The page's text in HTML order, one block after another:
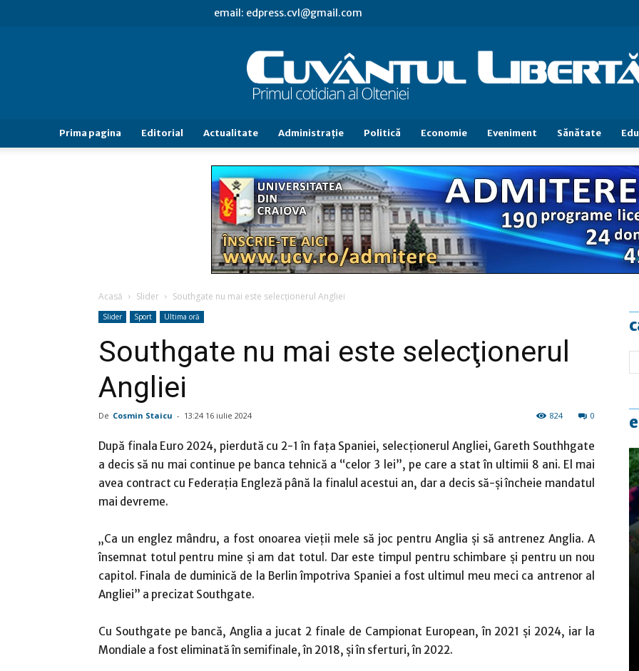
email: edpress.cvl@gmail.com
Cuvântul
Libertăţii
Prima pagina Editorial Actualitate Administraţie Politică Economie Eveniment Sănătate
Acasă Slider Southgate nu mai este selecţionerul Angliei
Slider Sport Ultima oră
Southgate nu mai este selecţionerul
Angliei
De Cosmin Staicu - 13:24 16 iulie 2024 0
824
După finala Euro 2024, pierdută cu 2-1 în faţa Spaniei, selecţionerul Angliei, Gareth Southhgate
a decis să nu mai continue pe banca tehnică a “celor 3 lei”, pe care a stat în ultimii 8 ani. El mai
avea contract cu Federaţia Engleză până la finalul acestui an, dar a decis să-şi încheie mandatul
mai devreme.
„Ca un englez mândru, a fost onoarea vieții mele să joc pentru Anglia și să antrenez Anglia. A
însemnat totul pentru mine și am dat totul. Dar este timpul pentru schimbare și pentru un nou
capitol. Finala de duminică de la Berlin împotriva Spaniei a fost ultimul meu meci ca antrenor al
Angliei” a precizat Southgate.
Cu Southgate pe bancă, Anglia a jucat 2 finale de Campionat European, în 2021 şi 2024, iar la
Mondiale a fost eliminată în semifinale, în 2018, şi în sferturi, în 2022.